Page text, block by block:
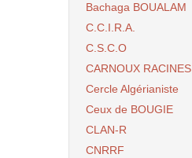
Bachaga BOUALAM
C.C.I.R.A.
C.S.C.O
CARNOUX RACINES
Cercle Algérianiste
Ceux de BOUGIE
CLAN-R
CNRRF